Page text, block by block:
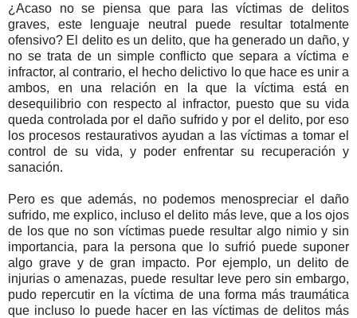
¿Acaso no se piensa que para las víctimas de delitos
graves, este lenguaje neutral puede resultar totalmente
ofensivo? El delito es un delito, que ha generado un daño, y
no se trata de un simple conflicto que separa a víctima e
infractor, al contrario, el hecho delictivo lo que hace es unir a
ambos, en una relación en la que la víctima está en
desequilibrio con respecto al infractor, puesto que su vida
queda controlada por el daño sufrido y por el delito, por eso
los procesos restaurativos ayudan a las víctimas a tomar el
control de su vida, y poder enfrentar su recuperación y
sanación.
Pero es que además, no podemos menospreciar el daño
sufrido, me explico, incluso el delito más leve, que a los ojos
de los que no son víctimas puede resultar algo nimio y sin
importancia, para la persona que lo sufrió puede suponer
algo grave y de gran impacto. Por ejemplo, un delito de
injurias o amenazas, puede resultar leve pero sin embargo,
pudo repercutir en la víctima de una forma más traumática
que incluso lo puede hacer en las víctimas de delitos más